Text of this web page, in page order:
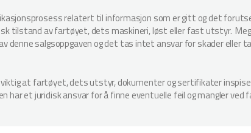
relatert til informasjon som er gitt og det
tilstand av fartøyet, dets maskineri, løst eller fast utstyr.
denne salgsoppgaven og det tas intet ansvar for skader eller
viktig at fartøyet, dets utstyr, dokumenter og sertifikater
har et juridisk ansvar for å finne eventuelle feil og mangler